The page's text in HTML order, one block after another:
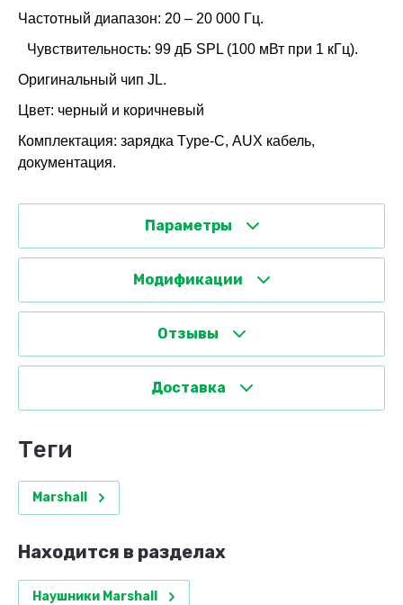
Частотный диапазон: 20 – 20 000 Гц.
Чувствительность: 99 дБ SРL (100 мВт при 1 кГц).
Оригинальный чип JL.
Цвет: черный и коричневый
Комплектация: заpядка Тype-С, АUX кабель,
документация.
Параметры
Модификации
Отзывы
Доставка
теги
Marshall
Находится в разделах
Наушники Marshall